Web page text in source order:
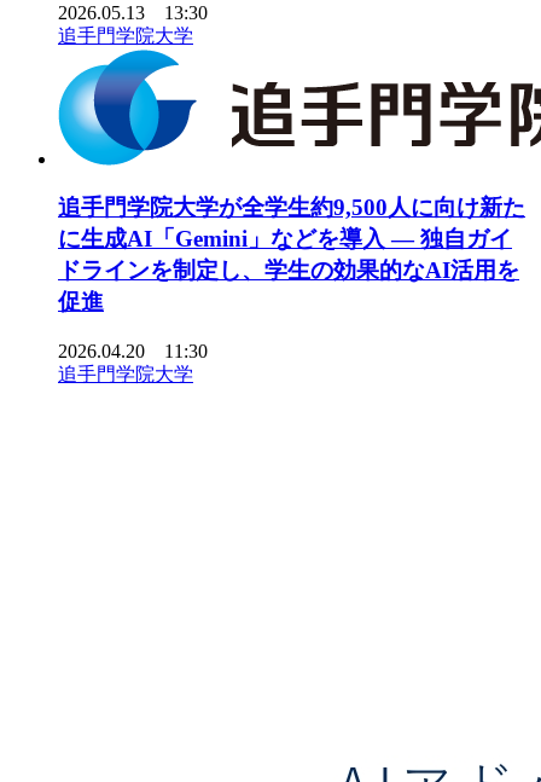
2026.05.13 13:30
追手門学院大学
追手門学院大学が全学生約9,500人に向け新た
に生成AI「Gemini」などを導入 ― 独自ガイ
ドラインを制定し、学生の効果的なAI活用を
促進
2026.04.20 11:30
追手門学院大学